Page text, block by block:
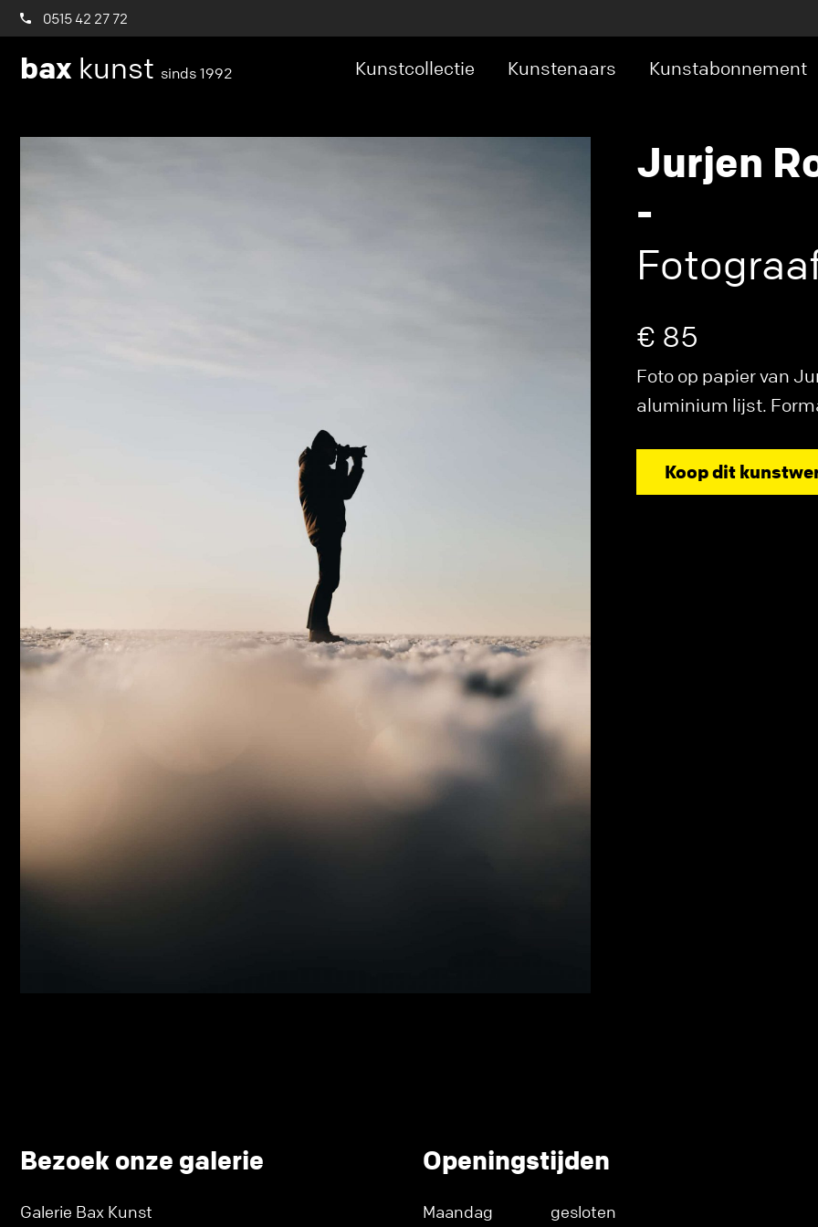
0515 42 27 72
bax kunst sinds 1992 Kunstcollectie Kunstenaars Kunstabonnement
Jurjen
-
€ 85
Foto op papier van
aluminium lijst.
Koop dit
Bezoek onze galerie
Galerie Bax Kunst
Openingstijden
Maandag gesloten